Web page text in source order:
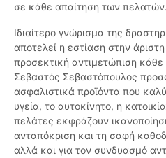
σε κάθε απαίτηση των πελατών.
Ιδιαίτερο γνώρισμα της
αποτελεί η εστίαση στην
προσεκτική αντιμετώπιση
Σεβαστός Σεβαστόπουλος
ασφαλιστικά προϊόντα που
υγεία, το αυτοκίνητο, η
πελάτες εκφράζουν
ανταπόκριση και τη σαφή
αλλά και για τον συνδυασμό